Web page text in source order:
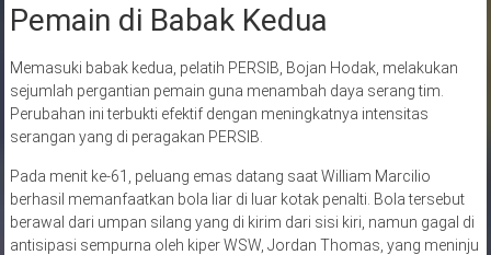
Pemain di Babak Kedua
Memasuki babak kedua, pelatih PERSIB, Bojan Hodak, melakukan
sejumlah pergantian pemain guna menambah daya serang tim.
Perubahan ini terbukti efektif dengan meningkatnya intensitas
serangan yang di peragakan PERSIB.
Pada menit ke-61, peluang emas datang saat William Marcilio
berhasil memanfaatkan bola liar di luar kotak penalti. Bola tersebut
berawal dari umpan silang yang di kirim dari sisi kiri, namun gagal di
antisipasi sempurna oleh kiper WSW, Jordan Thomas, yang meninju